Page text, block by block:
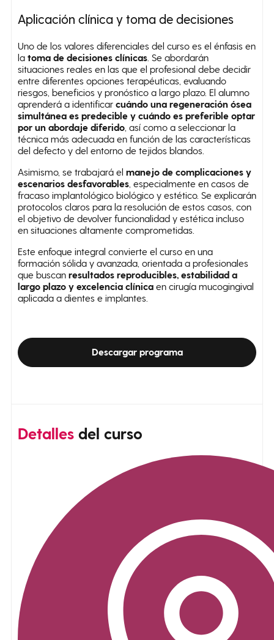
Aplicación clínica y toma de decisiones
Uno de los valores diferenciales del curso es el énfasis en
la toma de decisiones clínicas . Se abordarán
situaciones reales en las que el profesional debe decidir
entre diferentes opciones terapéuticas, evaluando
riesgos, beneficios y pronóstico a largo plazo. El alumno
aprenderá a identificar cuándo una regeneración ósea
simultánea es predecible y cuándo es preferible optar
por un abordaje diferido , así como a seleccionar la
técnica más adecuada en función de las características
del defecto y del entorno de tejidos blandos.
Asimismo, se trabajará el manejo de complicaciones y
escenarios desfavorables , especialmente en casos de
fracaso implantológico biológico y estético. Se explicarán
protocolos claros para la resolución de estos casos, con
el objetivo de devolver funcionalidad y estética incluso
en situaciones altamente comprometidas.
Este enfoque integral convierte el curso en una
formación sólida y avanzada, orientada a profesionales
que buscan resultados reproducibles, estabilidad a
largo plazo y excelencia clínica en cirugía mucogingival
aplicada a dientes e implantes.
Descargar programa
Detalles del curso